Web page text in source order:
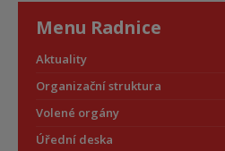
Menu Radnice
Aktuality
Organizační struktura
Volené orgány
Úřední deska